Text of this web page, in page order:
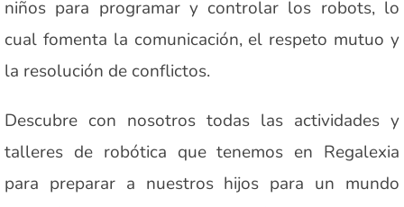
niños para programar y controlar los robots, lo
cual fomenta la comunicación, el respeto mutuo y
la resolución de conflictos.
Descubre con nosotros todas las actividades y
talleres de robótica que tenemos en Regalexia
para preparar a nuestros hijos para un mundo